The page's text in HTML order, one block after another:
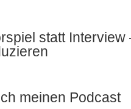
statt
meinen Podcast